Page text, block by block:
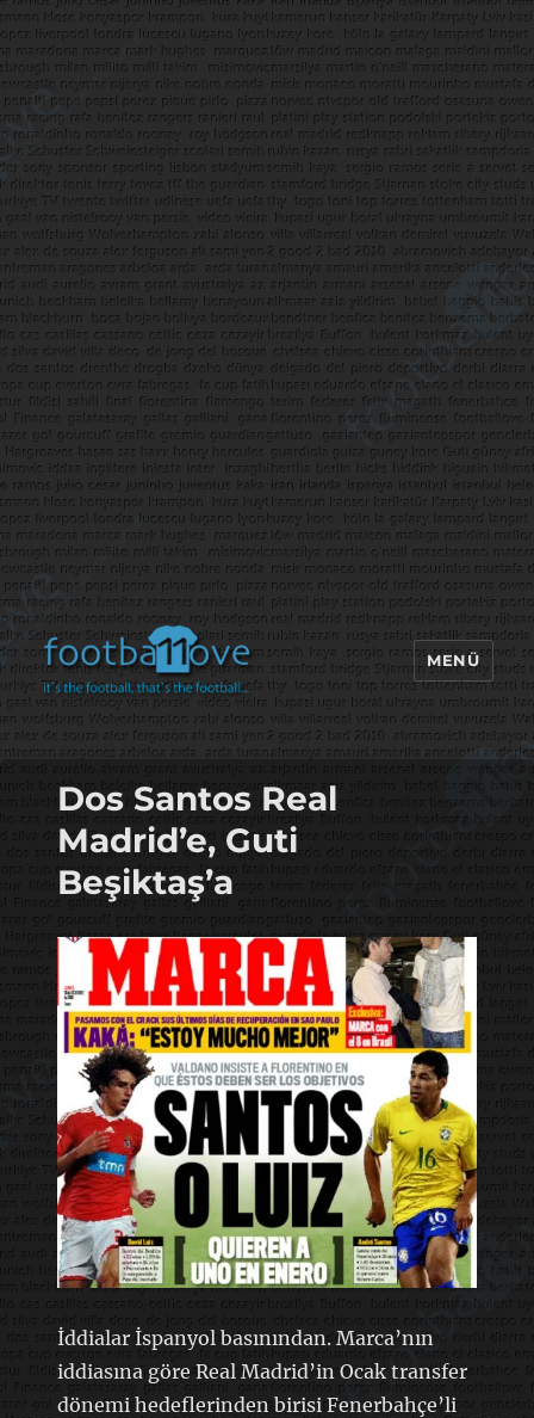
footbaLLove
MENÜ
Dos Santos Real
Madrid’e, Guti
Beşiktaş’a
İddialar İspanyol basınından. Marca’nın
iddiasına göre Real Madrid’in Ocak transfer
dönemi hedeflerinden birisi Fenerbahçe’li